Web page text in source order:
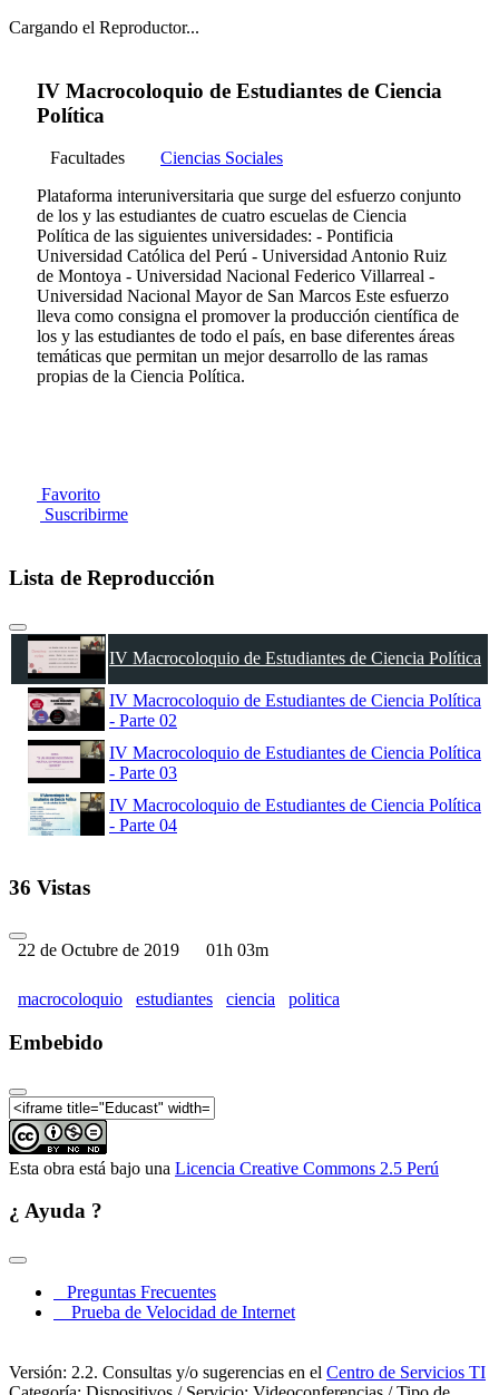
Cargando el Reproductor...
IV Macrocoloquio de Estudiantes de Ciencia
Política
Facultades
Ciencias Sociales
Plataforma interuniversitaria que surge del esfuerzo conjunto
de los y las estudiantes de cuatro escuelas de Ciencia
Política de las siguientes universidades: - Pontificia
Universidad Católica del Perú - Universidad Antonio Ruiz
de Montoya - Universidad Nacional Federico Villarreal -
Universidad Nacional Mayor de San Marcos Este esfuerzo
lleva como consigna el promover la producción científica de
los y las estudiantes de todo el país, en base diferentes áreas
temáticas que permitan un mejor desarrollo de las ramas
propias de la Ciencia Política.
Favorito
Suscribirme
Lista de Reproducción
IV Macrocoloquio de Estudiantes de Ciencia Política
IV Macrocoloquio de Estudiantes de Ciencia Política
- Parte 02
IV Macrocoloquio de Estudiantes de Ciencia Política
- Parte 03
IV Macrocoloquio de Estudiantes de Ciencia Política
- Parte 04
36 Vistas
22 de Octubre de 2019 01h 03m
macrocoloquio estudiantes ciencia politica
Embebido
Esta obra está bajo una Licencia Creative Commons 2.5 Perú
¿ Ayuda ?
Preguntas Frecuentes
Prueba de Velocidad de Internet
Versión: 2.2. Consultas y/o sugerencias en el Centro de Servicios TI